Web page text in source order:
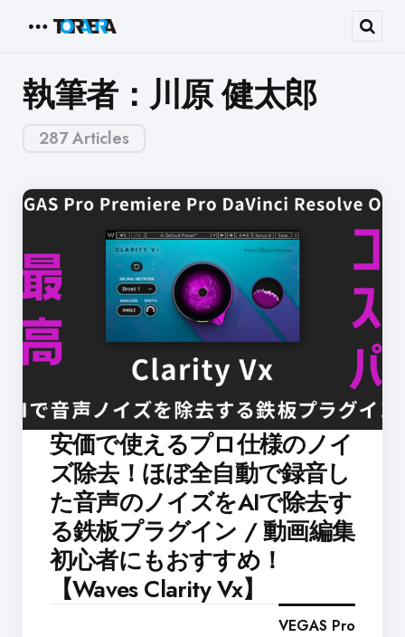
287 Articles
執筆者：川原 健太郎
安価で使えるプロ仕様のノイ
ズ除去！ほぼ全自動で録音し
た音声のノイズをAIで除去す
る鉄板プラグイン / 動画編集
初心者にもおすすめ！
【Waves Clarity Vx】
VEGAS Pro